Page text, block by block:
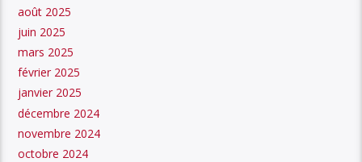
août 2025
juin 2025
mars 2025
février 2025
janvier 2025
décembre 2024
novembre 2024
octobre 2024